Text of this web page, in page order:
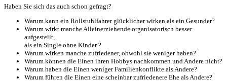
Haben Sie sich das auch schon gefragt?
Warum kann ein Rollstuhlfahrer glücklicher wirken als ein Gesunder?
Warum wirkt manche Alleinerziehende organisatorisch besser
aufgestellt,
als ein Single ohne Kinder ?
Warum wirken manche zufriedener, obwohl sie weniger haben?
Warum können die Einen ihren Hobbys nachkommen und Andere nicht?
Warum haben die Einen weniger Familienkonflikte als Andere?
Warum führen die Einen eine scheinbar zufriedenere Ehe als Andere?